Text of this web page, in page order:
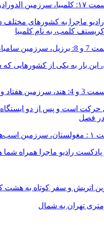
ماجرا به کشورهای مختلف
کلمب، به نام کلمبیا
این بار به یکی از کشورهایی
حرکت است و پس از دو
در فصل
پادکست رادیو ماجرا همراه
وین اتریش و سفر کوتاه به هشت